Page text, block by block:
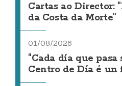
Cartas ao Director:
da Costa da Morte"
01/08/2026
"Cada día que pasa
Centro de Día é un